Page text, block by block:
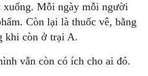
xuống. Mỗi ngày mỗi người
Còn lại là thuốc vê, bằng
khi còn ở trại A.
vẫn còn có ích cho ai đó.